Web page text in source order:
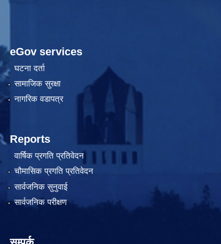
eGov services
घटना दर्ता
सामाजिक सुरक्षा
नागरिक वडापत्र
Reports
वार्षिक प्रगति प्रतिवेदन
चौमासिक प्रगति प्रतिवेदन
सार्वजनिक सुनुवाई
सार्वजनिक परीक्षण